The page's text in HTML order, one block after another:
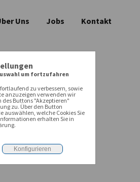
Uns Jobs Kontakt
um fortzufahren
zu verbessern, sowie
anzuzeigen verwenden wir
des Buttons "Akzeptieren"
zu. Über den Button
auswählen, welche Cookies Sie
erhalten Sie in